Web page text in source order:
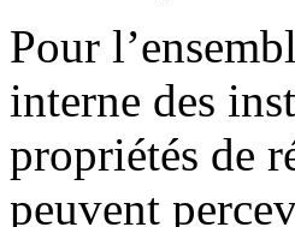
Pour
interne des
propriétés de
peuvent